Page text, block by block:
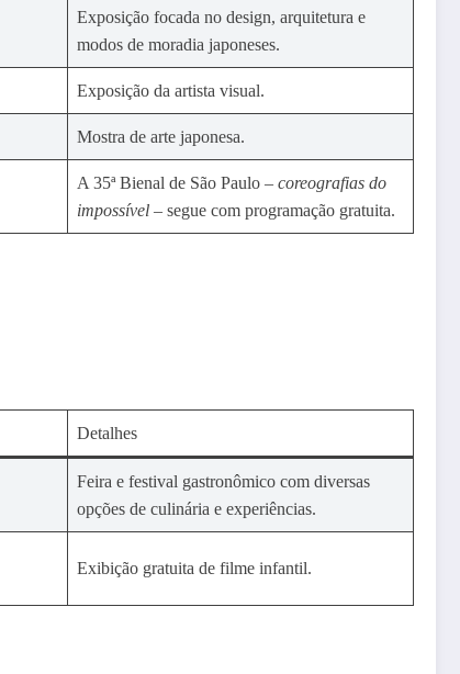
Exposição focada no design, arquitetura e
modos de moradia japoneses.
Exposição da artista visual.
Mostra de arte japonesa.
A 35ª Bienal de São Paulo – coreografias do
impossível – segue com programação gratuita.
Detalhes
Feira e festival gastronômico com diversas
opções de culinária e experiências.
Exibição gratuita de filme infantil.